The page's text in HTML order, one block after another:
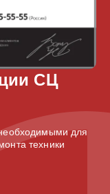
СЦ
для
техники